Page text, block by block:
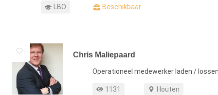
Opleiding LBO
Beschikbaar Beschikbaar
Chris Maliepaard
FunctieOperationeel medewerker laden /
Profiel weergaven
1131
Werkgebied Houten